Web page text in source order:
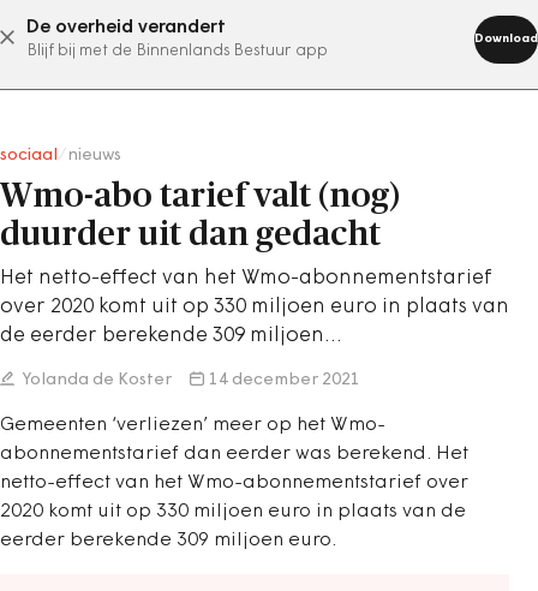
De overheid verandert
Blijf bij met de Binnenlands Bestuur app
Download
abonneer nu
sociaal nieuws
Wmo-abo tarief valt (nog)
duurder uit dan gedacht
Het netto-effect van het Wmo-abonnementstarief
over 2020 komt uit op 330 miljoen euro in plaats van
de eerder berekende 309 miljoen…
Yolanda de Koster 14 december 2021
Gemeenten ‘verliezen’ meer op het Wmo-
abonnementstarief dan eerder was berekend. Het
netto-effect van het Wmo-abonnementstarief over
2020 komt uit op 330 miljoen euro in plaats van de
eerder berekende 309 miljoen euro.